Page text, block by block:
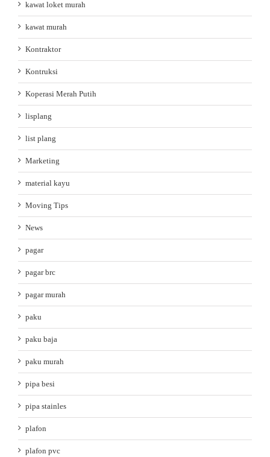
kawat loket murah
kawat murah
Kontraktor
Kontruksi
Koperasi Merah Putih
lisplang
list plang
Marketing
material kayu
Moving Tips
News
pagar
pagar brc
pagar murah
paku
paku baja
paku murah
pipa besi
pipa stainles
plafon
plafon pvc